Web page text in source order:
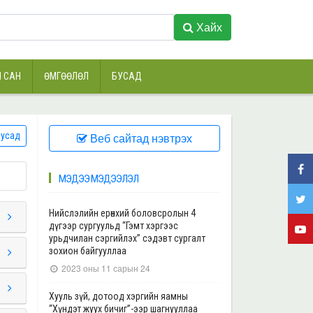
Хайх
САН ӨМГӨӨЛӨЛ БУСАД
Веб сайтад нэвтрэх
МЭДЭЭ МЭДЭЭЛЭЛ
Нийслэлийн ерөнхий боловсролын 4
дүгээр сургуульд “Гэмт хэргээс
урьдчилан сэргийлэх” сэдэвт сургалт
зохион байгууллаа
2023 оны 11 сарын 24
Хууль зүй, дотоод хэргийн яамны
“Хүндэт жуух бичиг”-ээр шагнууллаа